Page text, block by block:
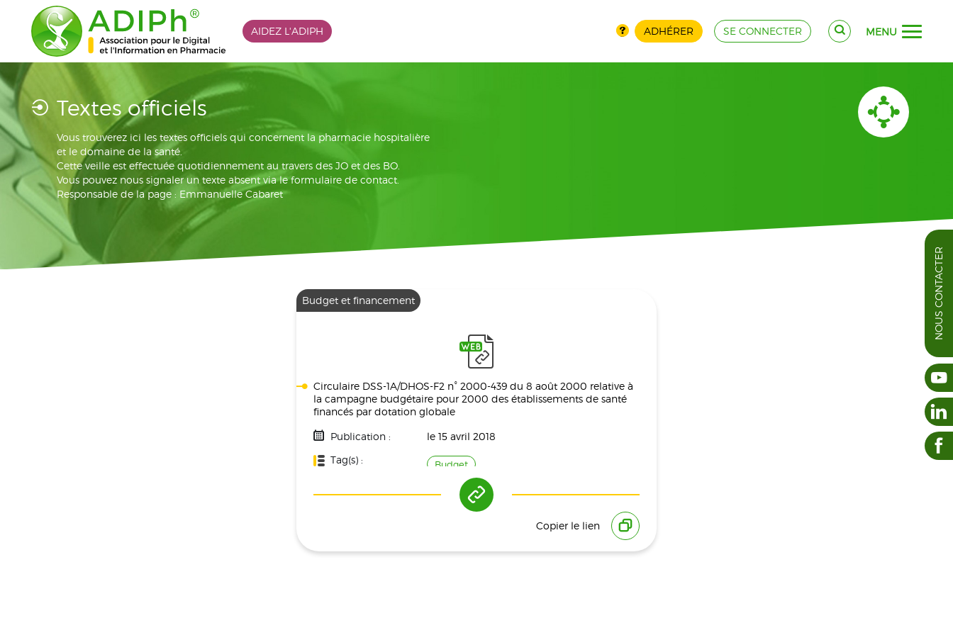
AIDEZ L'ADIPH ADHÉRER SE CONNECTER MENU
Textes officiels
Vous trouverez ici les textes officiels qui concernent la pharmacie hospitalière
et le domaine de la santé.
Cette veille est effectuée quotidiennement au travers des JO et des BO.
Vous pouvez nous signaler un texte absent via le formulaire de contact.
Responsable de la page : Emmanuelle Cabaret
Budget et financement
Circulaire DSS-1A/DHOS-F2 n° 2000-439 du 8 août 2000 relative à
la campagne budgétaire pour 2000 des établissements de santé
financés par dotation globale
Publication :
le 15 avril 2018
Tag(s) :
Budget
Copier le lien
NOUS CONTACTER